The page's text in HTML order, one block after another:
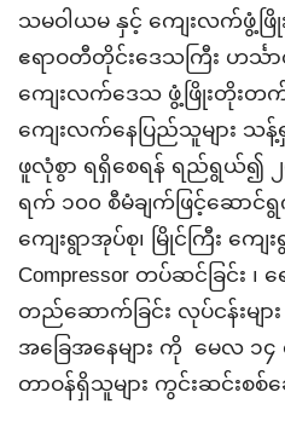
သမဝါယမ နှင့် ကျေးလက်ဖွံ့ဖြိုး
ဧရာဝတီတိုင်းဒေသကြီး ဟင်္
ကျေးလက်ဒေသ ဖွံ့ဖြိုးတိုးတက်
ကျေးလက်နေပြည်သူများ သ
ဖူလုံစွာ ရရှိစေရန် ရည်ရွယ်၍ ၂
ရက် ၁၀၀ စီမံချက်ဖြင့်ဆေ
ကျေးရွာအုပ်စု၊ မြိုင်ကြီး ကျေး
Compressor တပ်ဆင်ခြင်း
တည်ဆောက်ခြင်း လုပ်ငန်းမျ
အခြေအနေများ ကို မေလ ၁
တာဝန်ရှိသူများ ကွင်းဆင်းစ